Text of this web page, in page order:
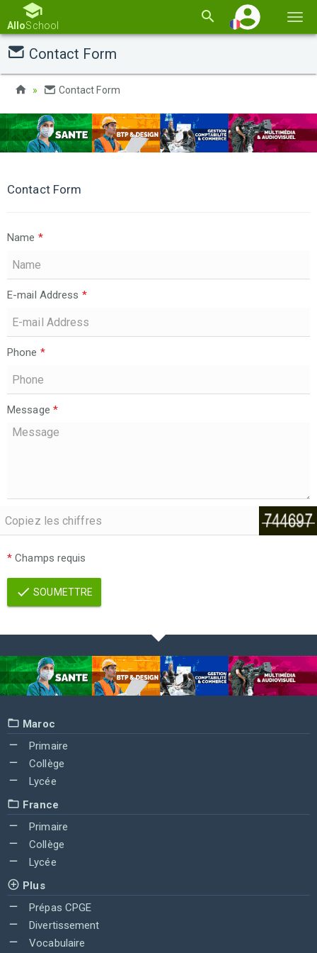
la
AlloSchool
Contact Form
Contact Form
Contact Form
Name *
E-mail Address *
Phone *
Message *
* Champs requis
SOUMETTRE
Maroc
Primaire
Collège
Lycée
France
Primaire
Collège
Lycée
Plus
Prépas CPGE
Divertissement
Vocabulaire